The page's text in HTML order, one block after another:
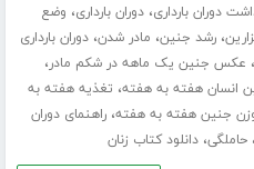
دوران بارداری،دوران بارداری، وضع
،رشد جنین، مادر شدن،دوران بارداری
، عکس جنین یک ماهه در شکم مادر،
انسان هفته به هفته، تغذیه هفته به
جنین هفته به هفته،راهنمای دوران
،حاملگی،دانلود کتاب زنان